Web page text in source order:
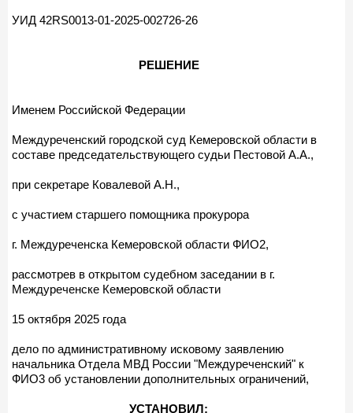
УИД 42RS0013-01-2025-002726-26
РЕШЕНИЕ
Именем Российской Федерации
Междуреченский городской суд Кемеровской области в
составе председательствующего судьи Пестовой А.А.,
при секретаре Ковалевой А.Н.,
с участием старшего помощника прокурора
г. Междуреченска Кемеровской области ФИО2,
рассмотрев в открытом судебном заседании в г.
Междуреченске Кемеровской области
15 октября 2025 года
дело по административному исковому заявлению
начальника Отдела МВД России "Междуреченский" к
ФИО3 об установлении дополнительных ограничений,
УСТАНОВИЛ: